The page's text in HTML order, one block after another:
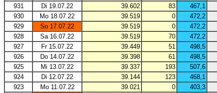
931
Di 19.07.22 39.602 83
467,1
930
Mo 18.07.22 39.519 0
472,2
929
So 17.07.22 39.519 0
472,2
928
Sa 16.07.22 39.519 70
472,2
927
Fr 15.07.22 39.449 51
498,5
926
Do 14.07.22 39.398 61
498,5
925
Mi 13.07.22 39.337 193
507,6
924
Di 12.07.22 39.144 123
468,1
923
Mo 11.07.22 39.021 0
403,3